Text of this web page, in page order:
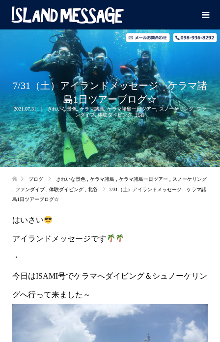
7/31（土）アイランドメッセージ ケラマ諸
島1日ツアーブログ☆
2021.07.31 きれいな景色,ケラマ諸島,ケラマ諸島一日ツアー スノーケリング,ファ
ンダイブ,体験ダイビング, 北谷
ブログ きれいな景色 ケラマ諸島 ケラマ諸島一日ツアー
スノーケリング
ファンダイブ 体験ダイビング 北谷
7/31（土）アイランドメッセージ ケラマ諸
島1日ツアーブログ☆
はいさい
アイランドメッセージです
・
今日はISAMI号でケラマへダイビング＆シュノーケリン
グへ行って来ました～